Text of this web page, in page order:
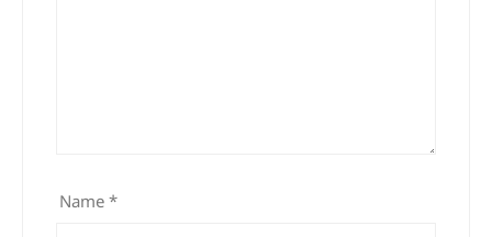
Name *